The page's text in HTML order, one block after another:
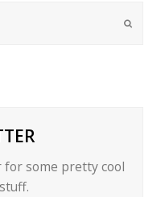
Submit
some pretty cool